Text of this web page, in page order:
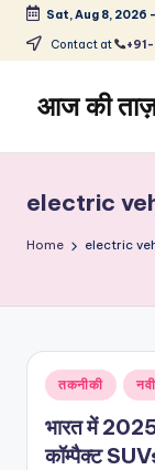
Skip
content
Sat, Aug 8, 2026 -
Contact at
आज की
ताज़ा
समाचार
–
और
विश्व
electric
Home electric
Posted
in
तकनीकी
भारत में
कॉम्पैक्ट